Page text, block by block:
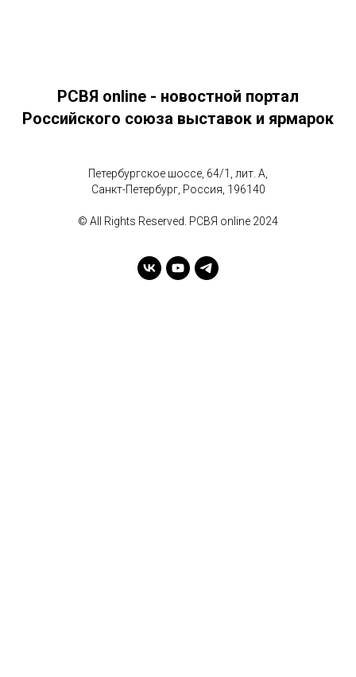
РСВЯ online - новостной портал
Российского союза выставок и ярмарок
Петербургское шоссе, 64/1, лит. А,
Санкт-Петербург, Россия, 196140
© All Rights Reserved. РСВЯ online 2024